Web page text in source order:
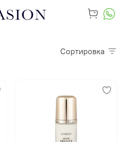
Сортировка